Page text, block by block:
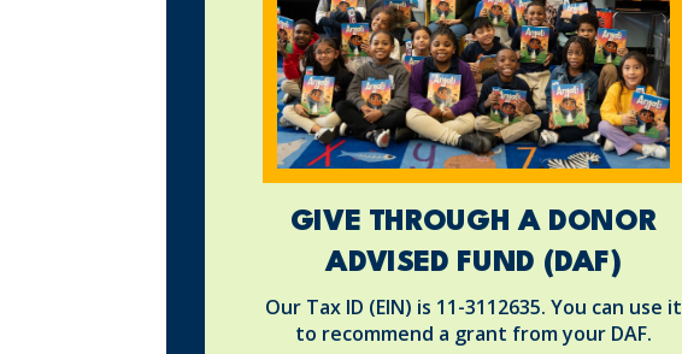
GIVE THROUGH A DONOR
ADVISED FUND (DAF)
Our Tax ID (EIN) is 11-3112635. You can use it
to recommend a grant from your DAF.